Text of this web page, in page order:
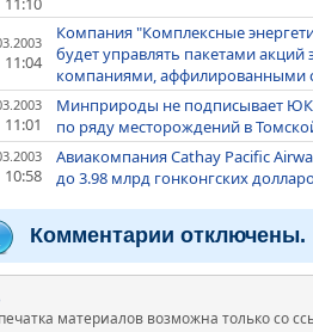
11:04
Компания "Комплексные
будет управлять пакетами
компаниями, аффилированными
11:01
Минприроды не подписывает
по ряду месторождений в
10:58
Авиакомпания Cathay Pacific
до 3.98 млрд гонконгских
Комментарии отключены.
материалов возможна только со